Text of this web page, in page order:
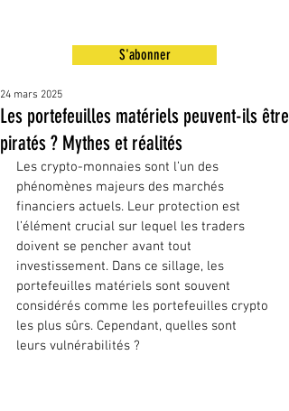
S'abonner
Les portefeuilles matériels peuvent-ils être
piratés ? Mythes et réalités
24 mars 2025
Les crypto-monnaies sont l’un des
phénomènes majeurs des marchés
financiers actuels. Leur protection est
l’élément crucial sur lequel les traders
doivent se pencher avant tout
investissement. Dans ce sillage, les
portefeuilles matériels sont souvent
considérés comme les portefeuilles crypto
les plus sûrs. Cependant, quelles sont
leurs vulnérabilités ?